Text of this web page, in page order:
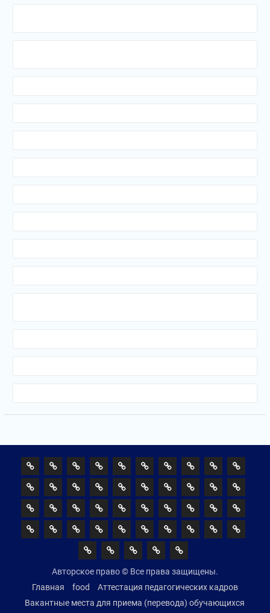
Авторское право © Все права защищены.
Главная
food
Аттестация педагогических кадров
Вакантные места для приема (перевода) обучающихся